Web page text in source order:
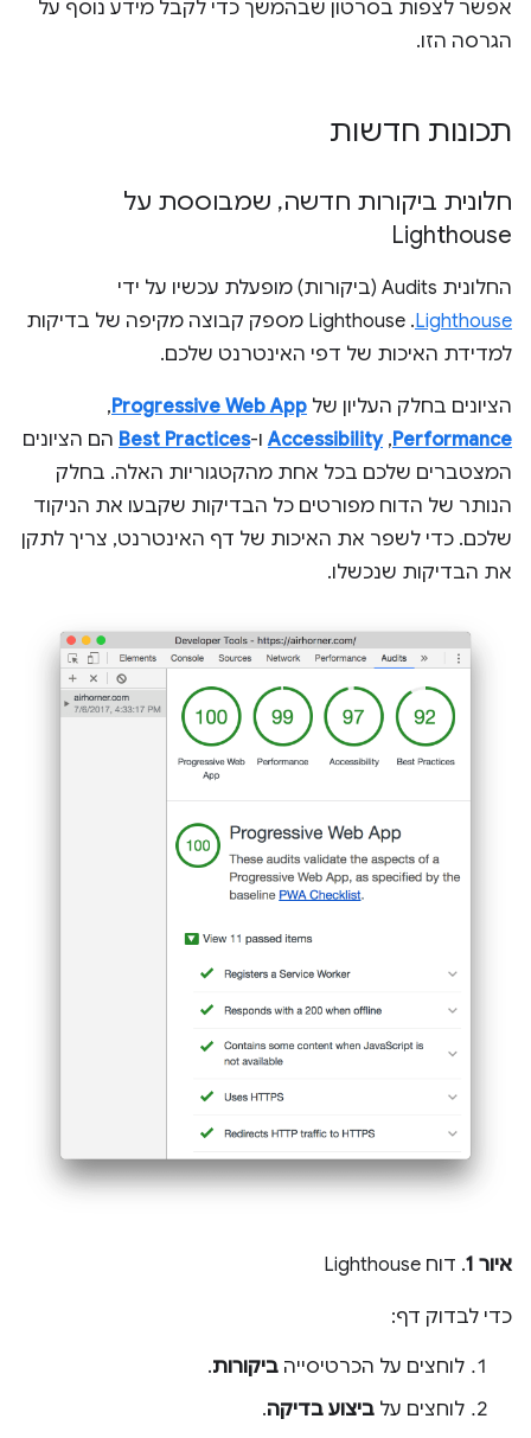
אפשר לצפות בסרטון שבהמשך כדי לקבל מידע נוסף על
הגרסה הזו.
תכונות חדשות
חלונית ביקורות חדשה, שמבוססת על
Lighthouse
החלונית Audits (ביקורות) מופעלת עכשיו על ידי
Lighthouse
. ‫Lighthouse מספק קבוצה מקיפה של בדיקות
למדידת האיכות של דפי האינטרנט שלכם.
הציונים בחלק העליון של Progressive Web App
,‏
Performance
,‏
Accessibilityו-Best Practices הם הציונים
המצטברים שלכם בכל אחת מהקטגוריות האלה. בחלק
הנותר של הדוח מפורטים כל הבדיקות שקבעו את הניקוד
שלכם. כדי לשפר את האיכות של דף האינטרנט, צריך לתקן
את הבדיקות שנכשלו.
איור 1 . דוח Lighthouse
כדי לבדוק דף:
לוחצים על הכרטיסייה ביקורות.
לוחצים על ביצוע בדיקה.